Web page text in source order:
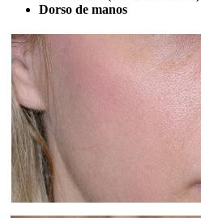
Dorso de manos